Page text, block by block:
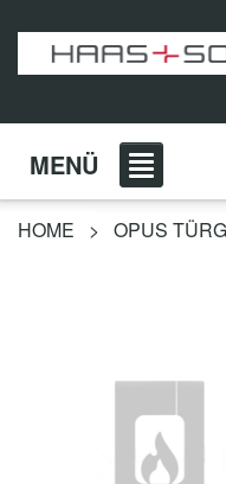
MENÜ
HOME > OPUS